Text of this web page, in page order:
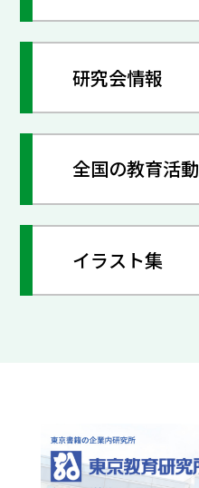
研究会情報
全国の教育活動
イラスト集